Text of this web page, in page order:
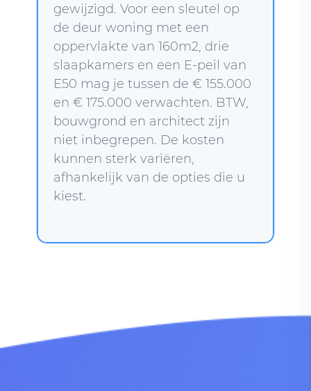
gewijzigd. Voor een sleutel op
de deur woning met een
oppervlakte van 160m2, drie
slaapkamers en een E-peil van
E50 mag je tussen de € 155.000
en € 175.000 verwachten. BTW,
bouwgrond en architect zijn
niet inbegrepen. De kosten
kunnen sterk variëren,
afhankelijk van de opties die u
kiest.